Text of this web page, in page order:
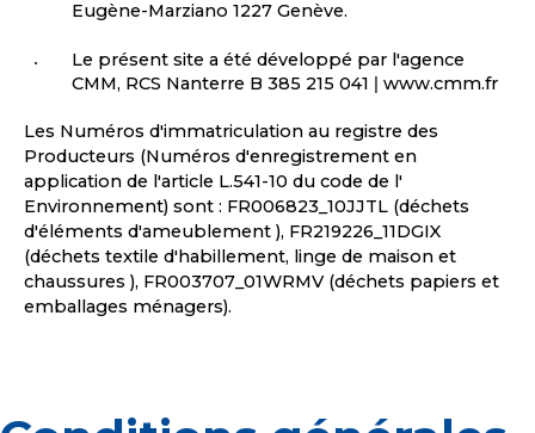
Eugène-Marziano 1227 Genève.
Le présent site a été développé par l'agence
CMM, RCS Nanterre B 385 215 041 | www.cmm.fr
Les Numéros d'immatriculation au registre des
Producteurs (Numéros d'enregistrement en
application de l'article L.541-10 du code de l'
Environnement) sont : FR006823_10JJTL (déchets
d'éléments d'ameublement ), FR219226_11DGIX
(déchets textile d'habillement, linge de maison et
chaussures ), FR003707_01WRMV (déchets papiers et
emballages ménagers).